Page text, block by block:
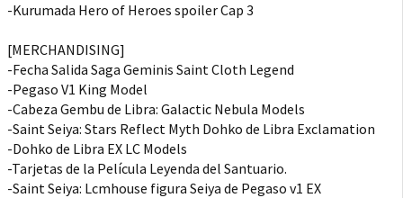
-Kurumada Hero of Heroes spoiler Cap 3
[MERCHANDISING]
-Fecha Salida Saga Geminis Saint Cloth Legend
-Pegaso V1 King Model
-Cabeza Gembu de Libra: Galactic Nebula Models
-Saint Seiya: Stars Reflect Myth Dohko de Libra Exclamation
-Dohko de Libra EX LC Models
-Tarjetas de la Película Leyenda del Santuario.
-Saint Seiya: Lcmhouse figura Seiya de Pegaso v1 EX